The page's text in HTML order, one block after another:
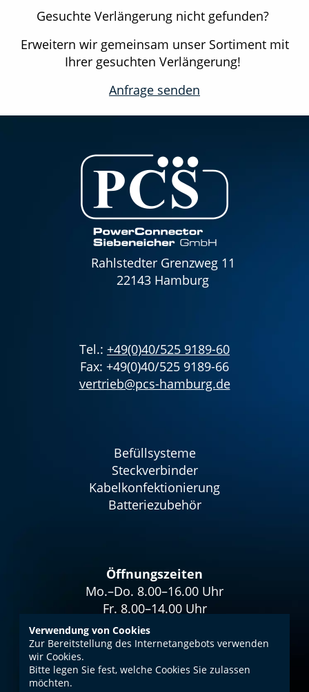
Gesuchte Verlängerung nicht gefunden?
Erweitern wir gemeinsam unser Sortiment mit
Ihrer gesuchten Verlängerung!
Anfrage senden
Rahlstedter Grenzweg 11
22143 Hamburg
Tel.: +49(0)40/525 9189-60
Fax: +49(0)40/525 9189-66
vertrieb@pcs-hamburg.de
Befüllsysteme
Steckverbinder
Kabelkonfektionierung
Batteriezubehör
Öffnungszeiten
Mo.–Do. 8.00–16.00 Uhr
Fr. 8.00–14.00 Uhr
Impressum
Verwendung von Cookies
Zur Bereitstellung des Internetangebots verwenden
wir Cookies.
Bitte legen Sie fest, welche Cookies Sie zulassen
möchten.